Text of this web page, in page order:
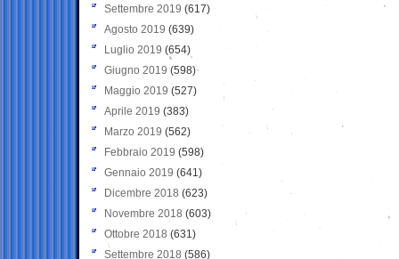
Settembre 2019 (617)
Agosto 2019 (639)
Luglio 2019 (654)
Giugno 2019 (598)
Maggio 2019 (527)
Aprile 2019 (383)
Marzo 2019 (562)
Febbraio 2019 (598)
Gennaio 2019 (641)
Dicembre 2018 (623)
Novembre 2018 (603)
Ottobre 2018 (631)
Settembre 2018 (586)